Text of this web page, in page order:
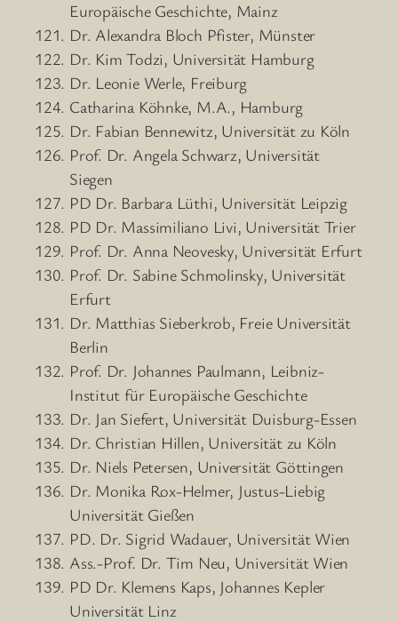
Europäische Geschichte, Mainz
Dr. Alexandra Bloch Pfister, Münster
Dr. Kim Todzi, Universität Hamburg
Dr. Leonie Werle, Freiburg
Catharina Köhnke, M.A., Hamburg
Dr. Fabian Bennewitz, Universität zu Köln
Prof. Dr. Angela Schwarz, Universität
Siegen
PD Dr. Barbara Lüthi, Universität Leipzig
PD Dr. Massimiliano Livi, Universität Trier
Prof. Dr. Anna Neovesky, Universität Erfurt
Prof. Dr. Sabine Schmolinsky, Universität
Erfurt
Dr. Matthias Sieberkrob, Freie Universität
Berlin
Prof. Dr. Johannes Paulmann, Leibniz-
Institut für Europäische Geschichte
Dr. Jan Siefert, Universität Duisburg-Essen
Dr. Christian Hillen, Universität zu Köln
Dr. Niels Petersen, Universität Göttingen
Dr. Monika Rox-Helmer, Justus-Liebig
Universität Gießen
PD. Dr. Sigrid Wadauer, Universität Wien
Ass.-Prof. Dr. Tim Neu, Universität Wien
PD Dr. Klemens Kaps, Johannes Kepler
Universität Linz